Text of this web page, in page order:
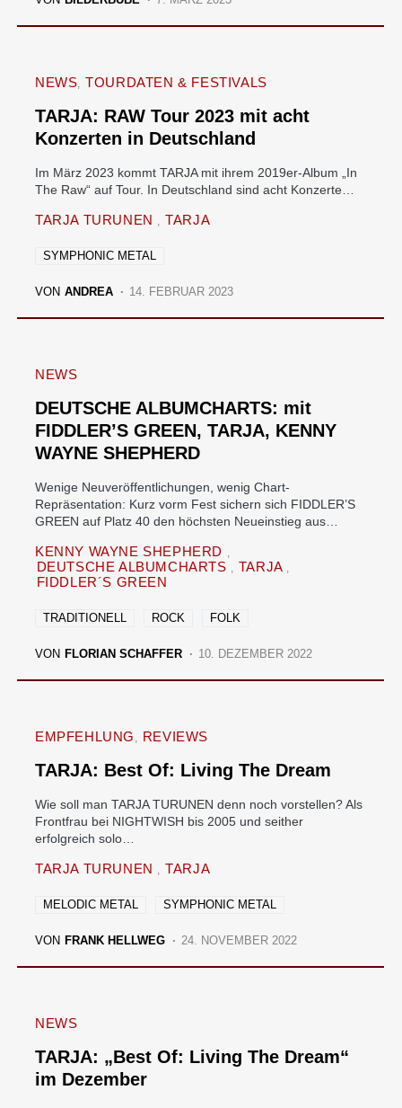
NEWS TOURDATEN & FESTIVALS
TARJA: RAW Tour 2023 mit acht
Konzerten in Deutschland
Im März 2023 kommt TARJA mit ihrem 2019er-Album „In
The Raw“ auf Tour. In Deutschland sind acht Konzerte…
TARJA TURUNEN TARJA
SYMPHONIC METAL
VON ANDREA 14. FEBRUAR 2023
NEWS
DEUTSCHE ALBUMCHARTS: mit
FIDDLER’S GREEN, TARJA, KENNY
WAYNE SHEPHERD
Wenige Neuveröffentlichungen, wenig Chart-
Repräsentation: Kurz vorm Fest sichern sich FIDDLER’S
GREEN auf Platz 40 den höchsten Neueinstieg aus…
KENNY WAYNE SHEPHERD
DEUTSCHE ALBUMCHARTS
TARJA
FIDDLER´S GREEN
TRADITIONELL ROCK FOLK
VON FLORIAN SCHAFFER 10. DEZEMBER 2022
EMPFEHLUNG REVIEWS
TARJA: Best Of: Living The Dream
Wie soll man TARJA TURUNEN denn noch vorstellen? Als
Frontfrau bei NIGHTWISH bis 2005 und seither
erfolgreich solo…
TARJA TURUNEN TARJA
MELODIC METAL SYMPHONIC METAL
VON FRANK HELLWEG 24. NOVEMBER 2022
NEWS
TARJA: „Best Of: Living The Dream“
im Dezember